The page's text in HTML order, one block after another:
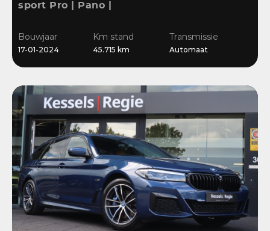
sport Pro | Pano |
Ambient | Sensoren
Bouwjaar
17-01-2024
Km stand
45.715 km
Transmissie
Automaat